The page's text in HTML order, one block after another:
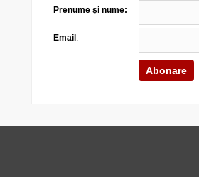
Prenume şi nume:
Email :